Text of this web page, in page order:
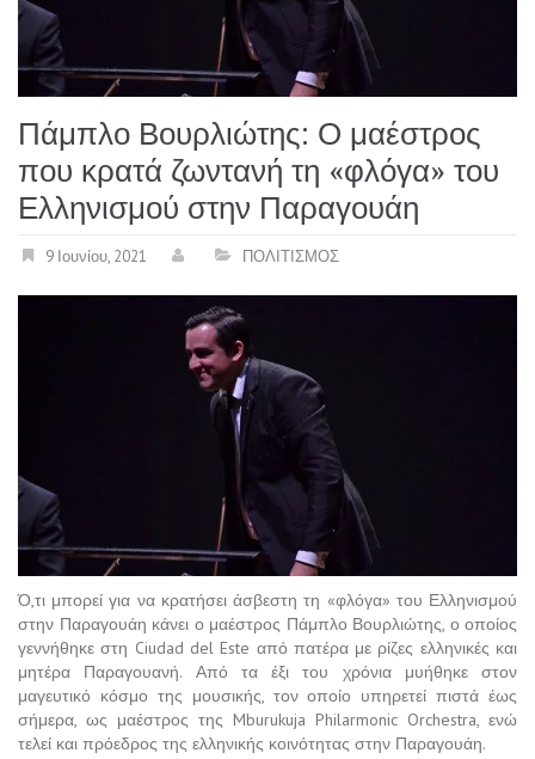
Πάμπλο Βουρλιώτης: Ο μαέστρος
που κρατά ζωντανή τη «φλόγα» του
Ελληνισμού στην Παραγουάη
9 Ιουνίου, 2021 ΠΟΛΙΤΙΣΜΟΣ
Ό,τι μπορεί για να κρατήσει άσβεστη τη «φλόγα» του Ελληνισμού
στην Παραγουάη κάνει ο μαέστρος Πάμπλο Βουρλιώτης, ο οποίος
γεννήθηκε στη Ciudad del Este από πατέρα με ρίζες ελληνικές και
μητέρα Παραγουανή. Από τα έξι του χρόνια μυήθηκε στον
μαγευτικό κόσμο της μουσικής, τον οποίο υπηρετεί πιστά έως
σήμερα, ως μαέστρος της Mburukuja Philarmonic Orchestra, ενώ
τελεί και πρόεδρος της ελληνικής κοινότητας στην Παραγουάη.